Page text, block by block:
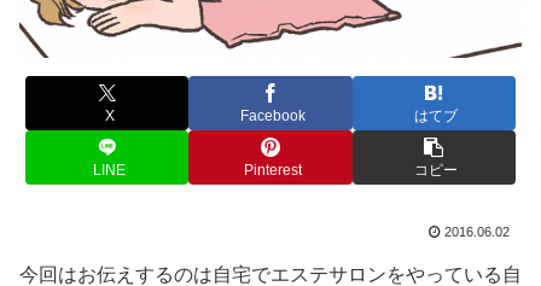
X Facebook はてブ
LINE Pinterest コピー
2016.06.02
今回はお伝えするのは自宅でエステサロンをやっている自